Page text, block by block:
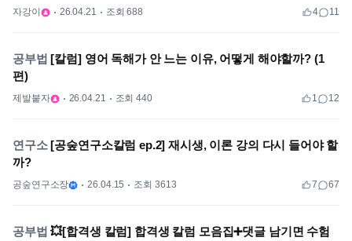
자강이 26.04.21 조회 688 4 11
공부법 [칼럼] 영어 독해가 안 느는 이유, 어떻게 해야할까? (1
편)
제발붙자 26.04.21 조회 440 1 12
연구소[공숲연구소칼럼 ep.2] 재시생, 이론 강의 다시 들어야 할
까?
공숲연구소장 26.04.15 조회 3613 7 67
공부법 💥[합격생 칼럼] 합격생 칼럼 모음집➕댓글 남기면 수험